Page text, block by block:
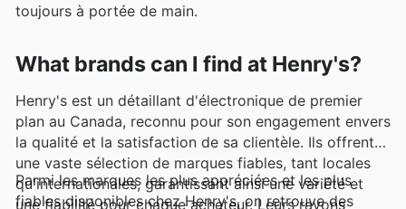
toujours à portée de main.
What brands can I find at Henry's?
Henry's est un détaillant d'électronique de premier
plan au Canada, reconnu pour son engagement envers
la qualité et la satisfaction de sa clientèle. Ils offrent
une vaste sélection de marques fiables, tant locales
qu'internationales, garantissant ainsi une variété et
une fiabilité pour chaque acheteur. Leurs rayons
Parmi les marques les plus appréciées et les plus
fiables disponibles chez Henry's, on retrouve des